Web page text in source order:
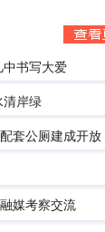
中书写大爱
清岸绿
套公厕建成开放
媒考察交流